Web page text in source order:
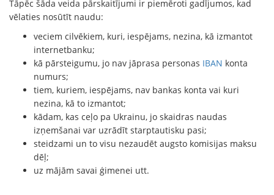
Tāpēc šāda veida pārskaitījumi ir piemēroti gadījumos, kad
vēlaties nosūtīt naudu:
veciem cilvēkiem, kuri, iespējams, nezina, kā izmantot
internetbanku;
kā pārsteigumu, jo nav jāprasa personas IBAN konta
numurs;
tiem, kuriem, iespējams, nav bankas konta vai kuri
nezina, kā to izmantot;
kādam, kas ceļo pa Ukrainu, jo skaidras naudas
izņemšanai var uzrādīt starptautisku pasi;
steidzami un to visu nezaudēt augsto komisijas maksu
dēļ;
uz mājām savai ģimenei utt.